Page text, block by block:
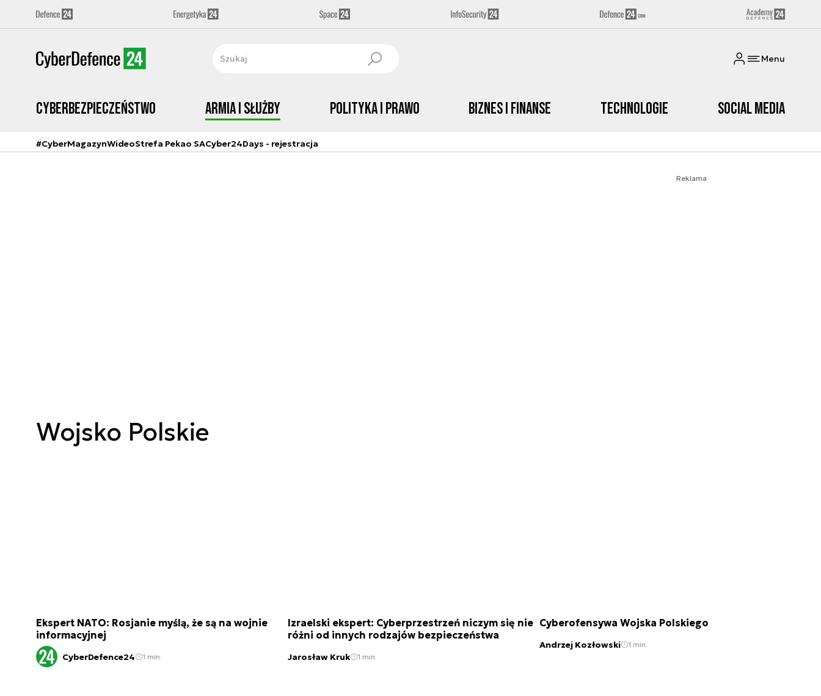
Menu
Cyberbezpieczeństwo Armia i Służby Polityka i prawo Biznes i Finanse Technologie Social media
#CyberMagazynWideoStrefa Pekao SACyber24Days - rejestracja
Reklama
Wojsko Polskie
Ekspert NATO: Rosjanie myślą, że są na wojnie
informacyjnej
CyberDefence24 1 min.
Izraelski ekspert: Cyberprzestrzeń niczym się nie
różni od innych rodzajów bezpieczeństwa
Jarosław Kruk 1 min.
Cyberofensywa Wojska Polskiego
Andrzej Kozłowski 1 min.